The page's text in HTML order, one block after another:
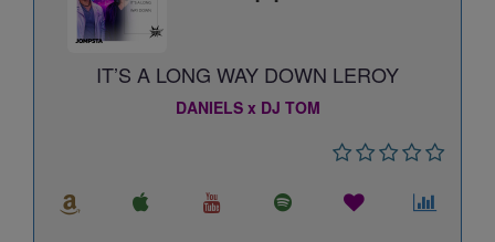
IT’S A LONG WAY DOWN LEROY
DANIELS x DJ TOM